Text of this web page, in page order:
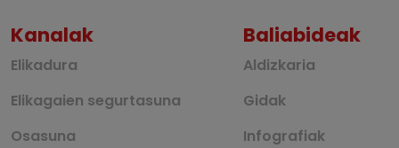
Kanalak
Elikadura
Elikagaien segurtasuna
Osasuna
Baliabideak
Aldizkaria
Gidak
Infografiak